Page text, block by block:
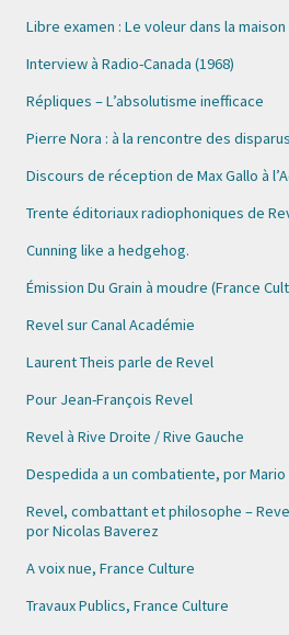
Libre examen : Le voleur dans la
Interview à Radio-Canada (1968)
Répliques – L’absolutisme inefficace
Pierre Nora : à la rencontre des
Discours de réception de Max Gallo à
Trente éditoriaux radiophoniques de
Cunning like a hedgehog.
Émission Du Grain à moudre (France
Revel sur Canal Académie
Laurent Theis parle de Revel
Pour Jean-François Revel
Revel à Rive Droite / Rive Gauche
Despedida a un combatiente, por Mario
Revel, combattant et philosophe –
por Nicolas Baverez
A voix nue, France Culture
Travaux Publics, France Culture